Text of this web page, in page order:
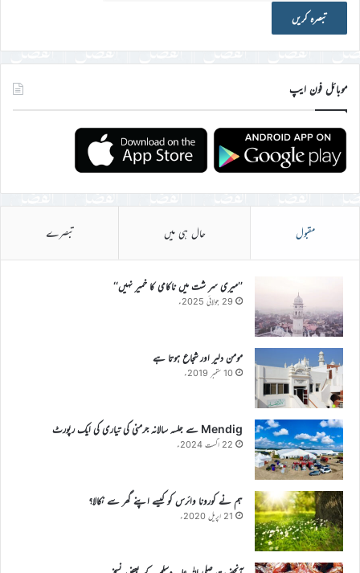
موبائل فون ایپ
مقبول حال ہی میں تبصرے
’’میری سر شت میں ناکامی کا خمیر نہیں‘‘
29 جولائی 2025ء
مومن دلیر اور شجاع ہوتا ہے
10 ستمبر 2019ء
Mendig سے جلسہ سالانہ جرمنی کی تیاری کی ایک رپورٹ
22 اگست 2024ء
ہم نے کورونا وائرس کو کیسے اپنے گھر سے نکالا؟
21 اپریل 2020ء